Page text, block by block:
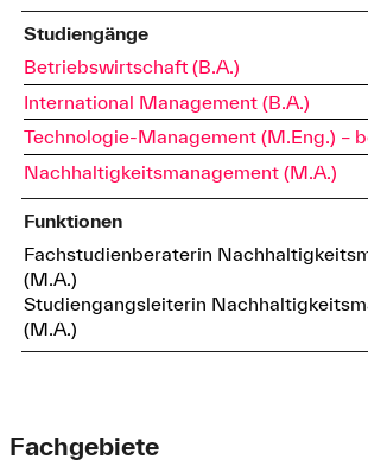
Studiengänge
Betriebswirtschaft (B.A.)
International Management (B.A.)
Technologie-Management (M.Eng.) –
Nachhaltigkeitsmanagement (M.A.)
Funktionen
Fachstudienberaterin
(M.A.)
Studiengangsleiterin
(M.A.)
Fachgebiete